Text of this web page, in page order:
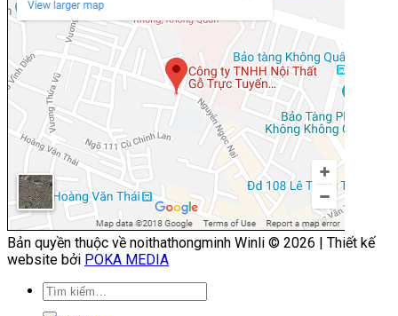
Bản quyền thuộc về noithathongminh Winli © 2026 | Thiết kế
website bởi POKA MEDIA